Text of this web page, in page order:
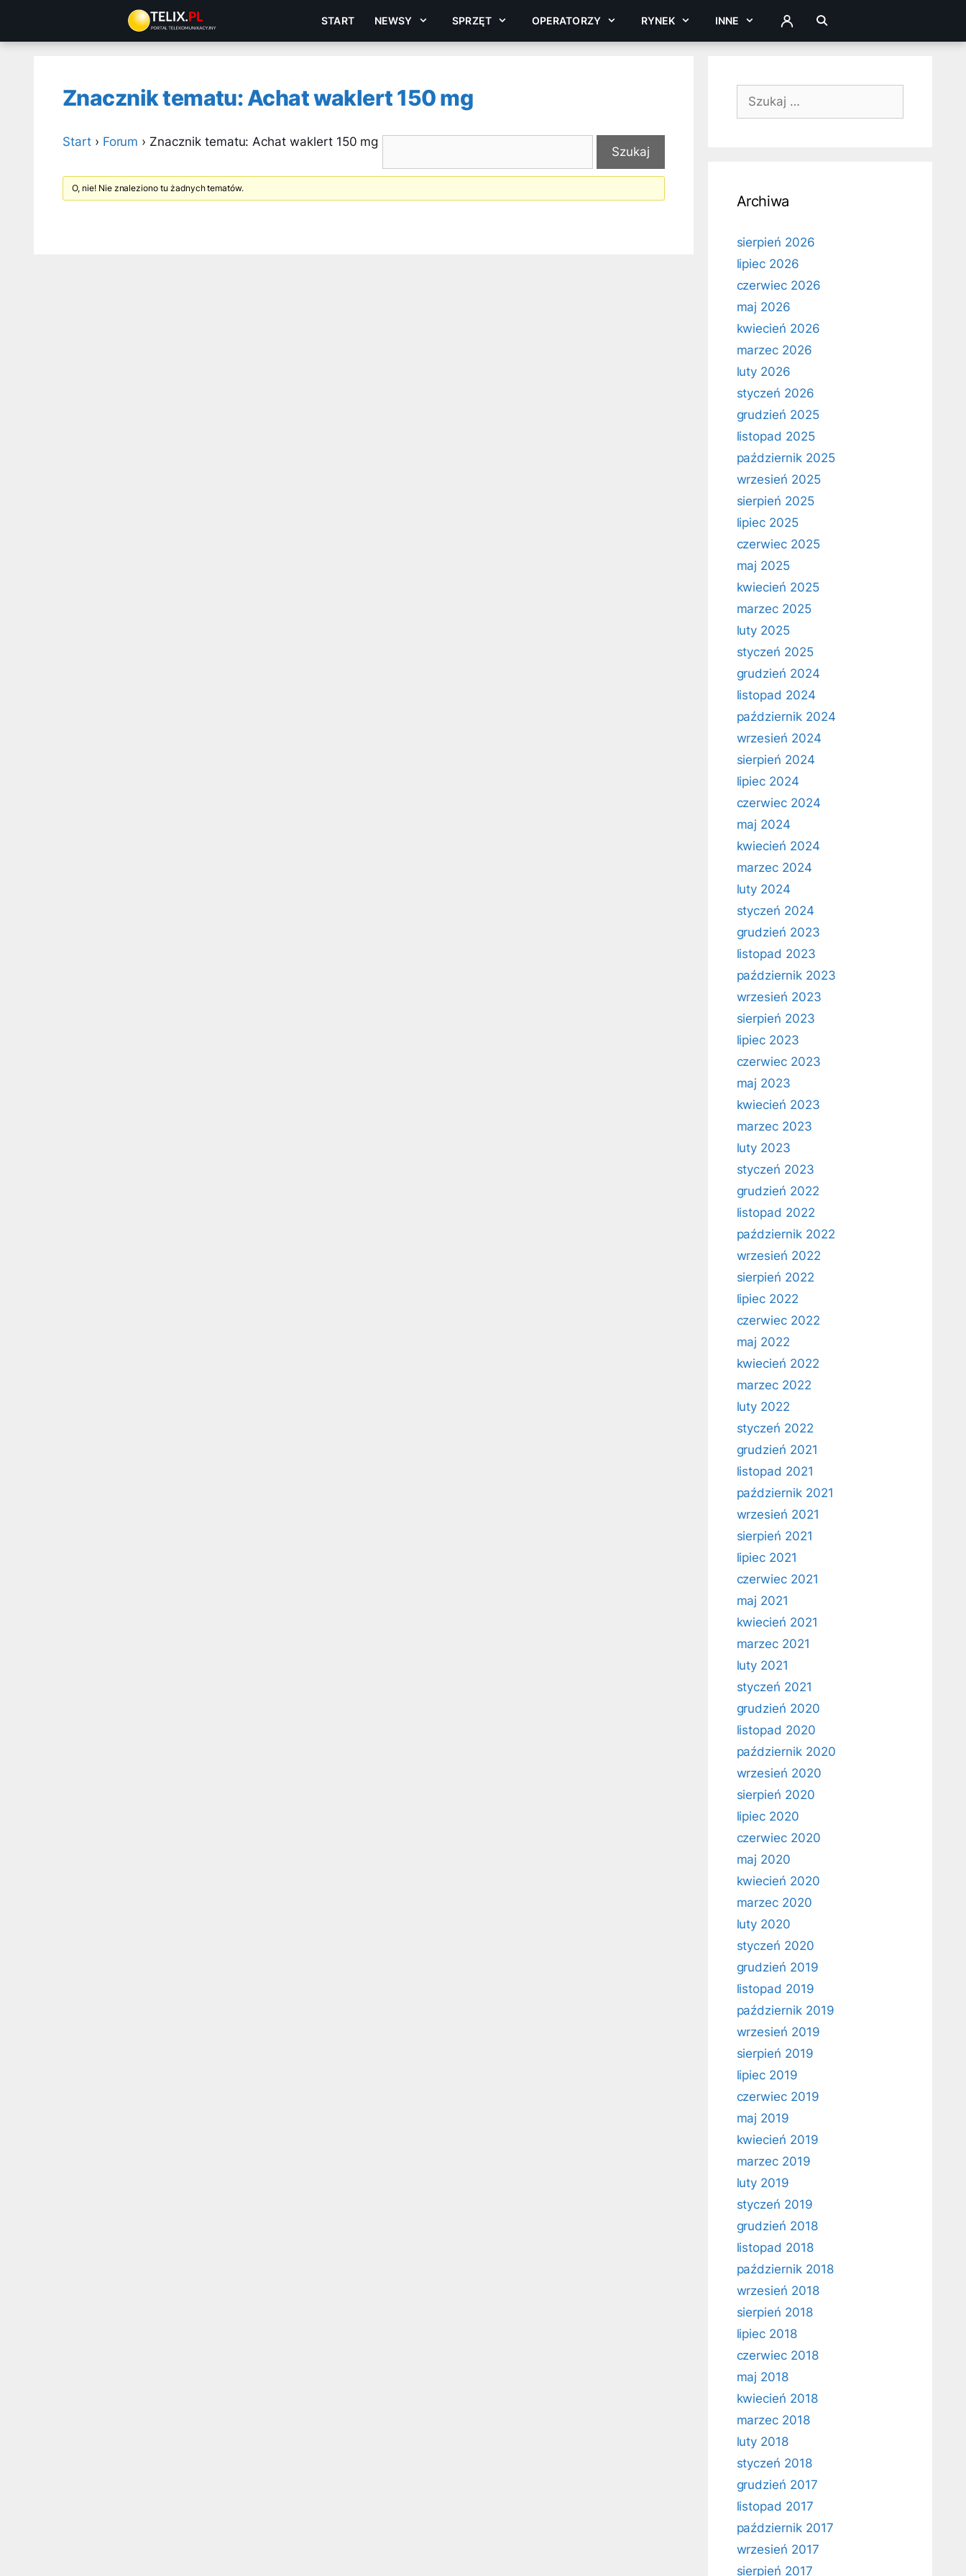
treści
START NEWSY SPRZĘT OPERATORZY RYNEK INNE ZALOGUJ
Znacznik tematu: Achat waklert 150 mg
Start › Forum › Znacznik tematu: Achat waklert 150 mg
O, nie! Nie znaleziono tu żadnych tematów.
Szukaj:
Archiwa
sierpień 2026
lipiec 2026
czerwiec 2026
maj 2026
kwiecień 2026
marzec 2026
luty 2026
styczeń 2026
grudzień 2025
listopad 2025
październik 2025
wrzesień 2025
sierpień 2025
lipiec 2025
czerwiec 2025
maj 2025
kwiecień 2025
marzec 2025
luty 2025
styczeń 2025
grudzień 2024
listopad 2024
październik 2024
wrzesień 2024
sierpień 2024
lipiec 2024
czerwiec 2024
maj 2024
kwiecień 2024
marzec 2024
luty 2024
styczeń 2024
grudzień 2023
listopad 2023
październik 2023
wrzesień 2023
sierpień 2023
lipiec 2023
czerwiec 2023
maj 2023
kwiecień 2023
marzec 2023
luty 2023
styczeń 2023
grudzień 2022
listopad 2022
październik 2022
wrzesień 2022
sierpień 2022
lipiec 2022
czerwiec 2022
maj 2022
kwiecień 2022
marzec 2022
luty 2022
styczeń 2022
grudzień 2021
listopad 2021
październik 2021
wrzesień 2021
sierpień 2021
lipiec 2021
czerwiec 2021
maj 2021
kwiecień 2021
marzec 2021
luty 2021
styczeń 2021
grudzień 2020
listopad 2020
październik 2020
wrzesień 2020
sierpień 2020
lipiec 2020
czerwiec 2020
maj 2020
kwiecień 2020
marzec 2020
luty 2020
styczeń 2020
grudzień 2019
listopad 2019
październik 2019
wrzesień 2019
sierpień 2019
lipiec 2019
czerwiec 2019
maj 2019
kwiecień 2019
marzec 2019
luty 2019
styczeń 2019
grudzień 2018
listopad 2018
październik 2018
wrzesień 2018
sierpień 2018
lipiec 2018
czerwiec 2018
maj 2018
kwiecień 2018
marzec 2018
luty 2018
styczeń 2018
grudzień 2017
listopad 2017
październik 2017
wrzesień 2017
sierpień 2017